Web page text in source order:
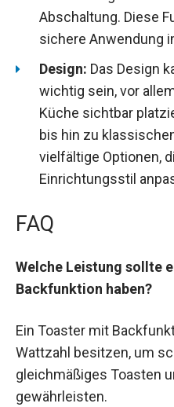
Abschaltung. Diese
sichere Anwendung
Design: Das Design
wichtig sein, vor
Küche sichtbar
bis hin zu
vielfältige Optionen,
Einrichtungsstil
FAQ
Welche Leistung sollte
Backfunktion haben?
Ein Toaster mit
Wattzahl besitzen, um
gleichmäßiges Toasten
gewährleisten.